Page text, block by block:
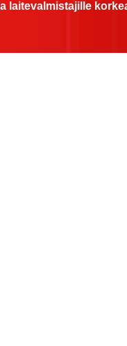
laitevalmistajille